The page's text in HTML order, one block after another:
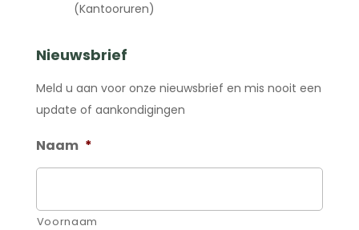
(Kantooruren)
Nieuwsbrief
Meld u aan voor onze nieuwsbrief en mis nooit een
update of aankondigingen
Naam *
Voornaam